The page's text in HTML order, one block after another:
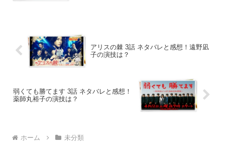
アリスの棘 3話 ネタバレと感想！遠野凪
子の演技は？
弱くても勝てます 3話 ネタバレと感想！
薬師丸裕子の演技は？
ホーム 未分類